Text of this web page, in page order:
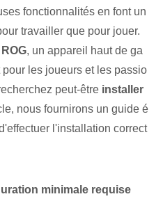
fonctionnalités ⁢en font un
travailler que pour jouer.
,⁣ un appareil haut de ga
les joueurs et les passio
peut-être installer
nous fournirons un guide é
l'installation correct
minimale requise